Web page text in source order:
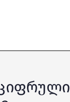
ციფრული